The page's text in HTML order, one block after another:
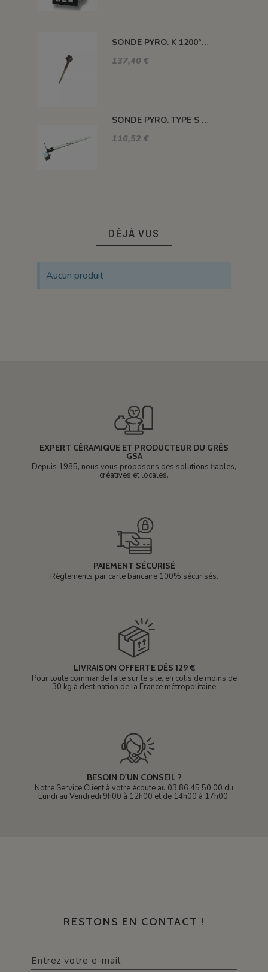
SONDE PYRO. K 1200° 220MM AVEC TETE
137,40 €
SONDE PYRO. TYPE S 1400° 120MM SANS TETE
116,52 €
DÉJÀ VUS
Aucun produit
EXPERT CÉRAMIQUE ET PRODUCTEUR DU GRÈS
GSA
Depuis 1985, nous vous proposons des solutions fiables,
créatives et locales.
PAIEMENT SÉCURISÉ
Règlements par carte bancaire 100% sécurisés.
LIVRAISON OFFERTE DÈS 129 €
Pour toute commande faite sur le site, en colis de moins de
30 kg à destination de la France métropolitaine
BESOIN D'UN CONSEIL ?
Notre Service Client à votre écoute au 03 86 45 50 00 du
Lundi au Vendredi 9h00 à 12h00 et de 14h00 à 17h00.
RESTONS EN CONTACT !